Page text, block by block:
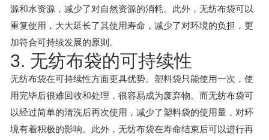
源和水资源，减少了对自然资源的消耗。此外，无纺布袋可以
重复使用，大大延长了其使用寿命，减少了对环境的负担，更
加符合可持续发展的原则。
3. 无纺布袋的可持续性
无纺布袋在可持续性方面更具优势。塑料袋只能使用一次，使
用完毕后很难回收和处理，很容易成为废弃物。而无纺布袋可
以经过简单的清洗后再次使用，减少了塑料袋的使用量，对环
境有着积极的影响。此外，无纺布袋在寿命结束后可以进行再